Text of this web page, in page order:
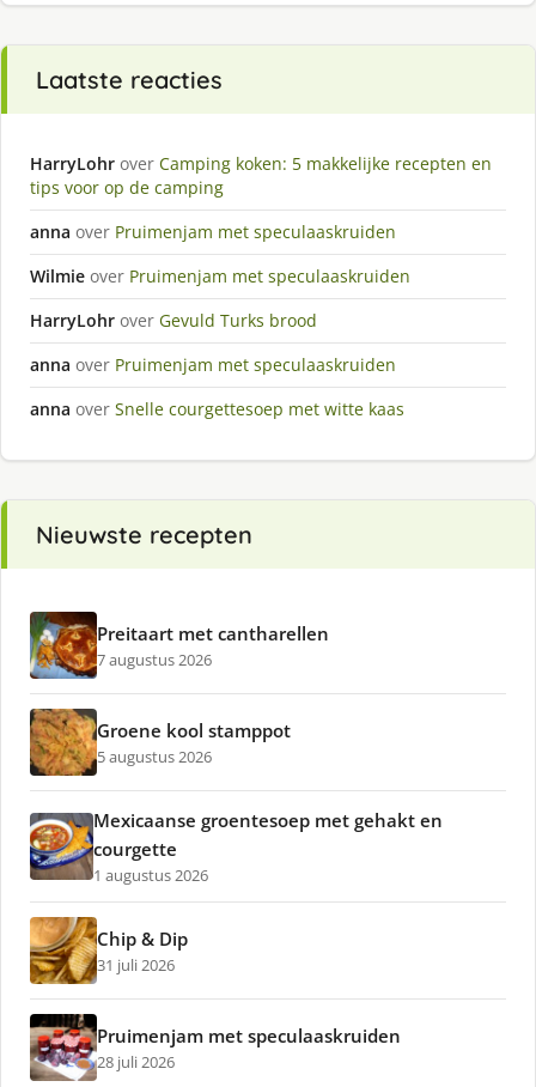
Laatste reacties
HarryLohr over Camping koken: 5 makkelijke recepten en
tips voor op de camping
anna over Pruimenjam met speculaaskruiden
Wilmie over Pruimenjam met speculaaskruiden
HarryLohr over Gevuld Turks brood
anna over Pruimenjam met speculaaskruiden
anna over Snelle courgettesoep met witte kaas
Nieuwste recepten
Preitaart met cantharellen
7 augustus 2026
Groene kool stamppot
5 augustus 2026
Mexicaanse groentesoep met gehakt en
courgette
1 augustus 2026
Chip & Dip
31 juli 2026
Pruimenjam met speculaaskruiden
28 juli 2026